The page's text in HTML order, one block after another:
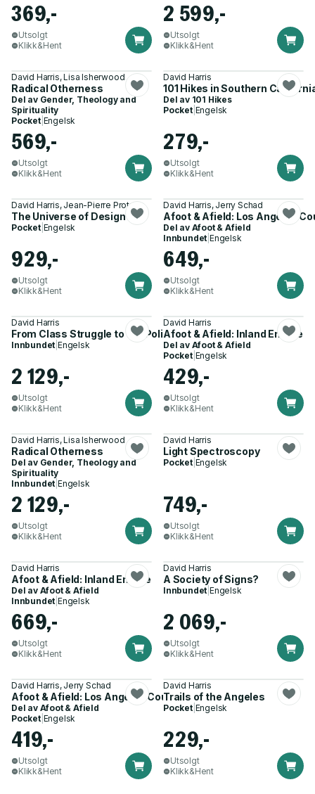
369,-
Utsolgt
Klikk&Hent
2 599,-
Utsolgt
Klikk&Hent
David Harris, Lisa Isherwood
Radical Otherness
Del av Gender, Theology and
Spirituality
Pocket| Engelsk
569,-
Utsolgt
Klikk&Hent
David Harris
101 Hikes in Southern
Del av 101 Hikes
Pocket| Engelsk
279,-
Utsolgt
Klikk&Hent
David Harris, Jean-Pierre Protzen
The Universe of Design
Pocket| Engelsk
929,-
Utsolgt
Klikk&Hent
David Harris, Jerry Schad
Afoot & Afield: Los Angeles
Del av Afoot & Afield
Innbundet |Engelsk
649,-
Utsolgt
Klikk&Hent
David Harris
From Class Struggle to the Politics of Pleasure
Innbundet |Engelsk
2 129,-
Utsolgt
Klikk&Hent
David Harris
Afoot & Afield: Inland Empire
Del av Afoot & Afield
Pocket| Engelsk
429,-
Utsolgt
Klikk&Hent
David Harris, Lisa Isherwood
Radical Otherness
Del av Gender, Theology and
Spirituality
Innbundet |Engelsk
2 129,-
Utsolgt
Klikk&Hent
David Harris
Light Spectroscopy
Pocket| Engelsk
749,-
Utsolgt
Klikk&Hent
David Harris
Afoot & Afield: Inland Empire
Del av Afoot & Afield
Innbundet |Engelsk
669,-
Utsolgt
Klikk&Hent
David Harris
A Society of Signs?
Innbundet |Engelsk
2 069,-
Utsolgt
Klikk&Hent
David Harris, Jerry Schad
Afoot & Afield: Los Angeles County
Del av Afoot & Afield
Pocket| Engelsk
419,-
Utsolgt
Klikk&Hent
David Harris
Trails of the Angeles
Pocket| Engelsk
229,-
Utsolgt
Klikk&Hent